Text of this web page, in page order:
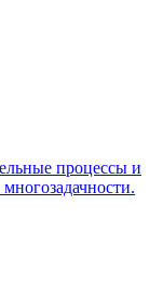
процессы и